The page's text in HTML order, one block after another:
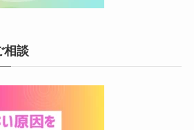
相談